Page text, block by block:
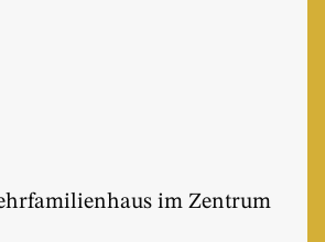
im Zentrum